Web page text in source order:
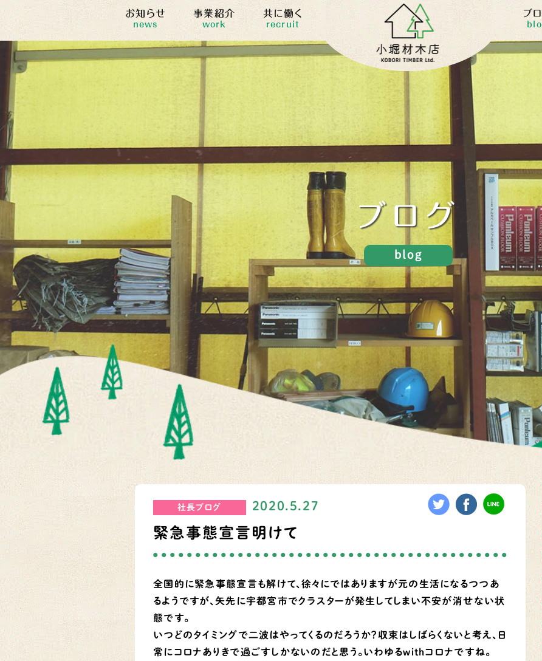
お知らせ
news
事業紹介
work
共に働く
recruit
ブ
ブログ
blog
社長ブログ 2020.5.27
緊急事態宣言明けて
全国的に緊急事態宣言も解けて、徐々にではありますが元の生活になるつつあ
るようですが、矢先に宇都宮市でクラスターが発生してしまい不安が消せない状
態です。
いつどのタイミングで二波はやってくるのだろうか？収束はしばらくないと考え、日
常にコロナありきで過ごすしかないのだと思う。いわゆるwithコロナですね。